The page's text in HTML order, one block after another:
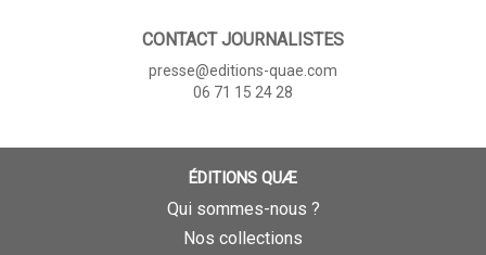
CONTACT JOURNALISTES
presse@editions-quae.com
06 71 15 24 28
ÉDITIONS QUÆ
Qui sommes-nous ?
Nos collections